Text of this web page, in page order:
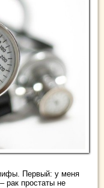
Первый: у меня
рак простаты не